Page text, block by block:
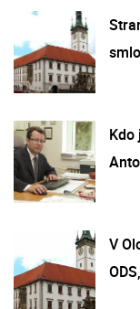
Kdo
V